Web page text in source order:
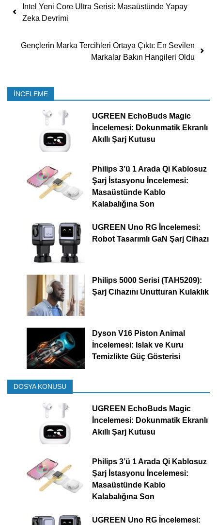
Yazı dolaşımı
Intel Yeni Core Ultra Serisi: Masaüstünde Yapay
Zeka Devrimi
Gençlerin Marka Tercihleri Ortaya Çıktı: En Sevilen
Markalar Bakın Hangileri Oldu
İNCELEME
UGREEN EchoBuds Magic
İncelemesi: Dokunmatik Ekranlı
Akıllı Şarj Kutusu
Philips 3’ü 1 Arada Qi Kablosuz
Şarj İstasyonu İncelemesi:
Masaüstünde Kablo
Kalabalığına Son
UGREEN Uno RG İncelemesi:
Robot Tasarımlı GaN Şarj Cihazı
Philips 5000 Serisi (TAH5209):
Şarj Cihazını Unutturan Kulaklık
Dyson V16 Piston Animal
İncelemesi: Islak ve Kuru
Temizlikte Güç Gösterisi
DOSYA KONUSU
UGREEN EchoBuds Magic
İncelemesi: Dokunmatik Ekranlı
Akıllı Şarj Kutusu
Philips 3’ü 1 Arada Qi Kablosuz
Şarj İstasyonu İncelemesi:
Masaüstünde Kablo
Kalabalığına Son
UGREEN Uno RG İncelemesi: